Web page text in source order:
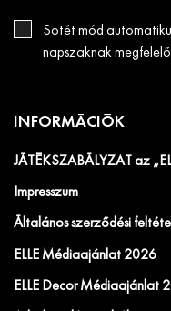
Sötét mód
napszaknak
INFORMÁCIÓK
JÁTÉKSZABÁLYZAT az
Impresszum
Általános szerződési
ELLE Médiaajánlat 2026
ELLE Decor Médiaajánlat